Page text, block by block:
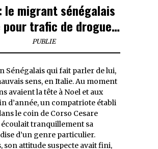
le migrant sénégalais
trafic de drogue…
PUBLIE
Sénégalais qui fait parler de lui,
sens, en Italie. Au moment
avaient la tête à Noel et aux
d’année, un compatriote établi
le coin de Corso Cesare
tranquillement sa
d’un genre particulier.
son attitude suspecte avait fini,